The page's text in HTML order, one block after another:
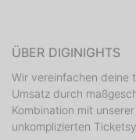
ÜBER DIGINIGHTS
Wir vereinfachen deine
Umsatz durch
Kombination mit
unkomplizierten